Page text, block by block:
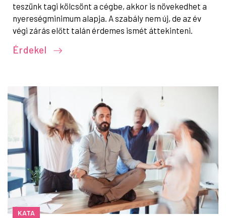
teszünk tagi kölcsönt a cégbe, akkor is növekedhet a
nyereségminimum alapja. A szabály nem új, de az év
végi zárás előtt talán érdemes ismét áttekinteni.
Érdekel
KATA